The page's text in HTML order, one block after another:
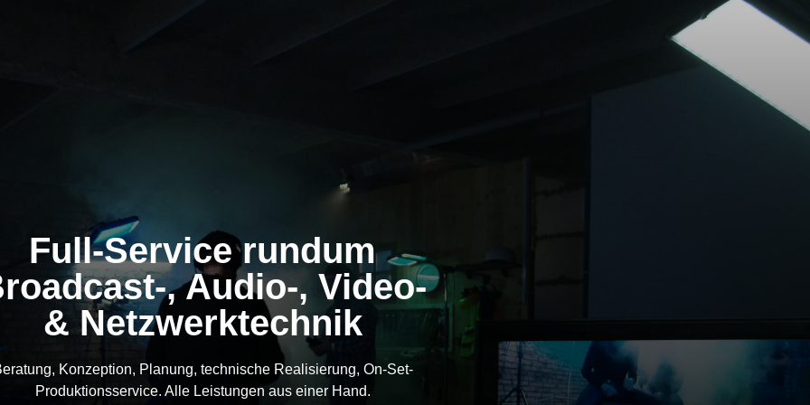
Full-Service rundum
, Audio-, Video-
& Netzwerktechnik
Konzeption, Planung, technische Realisierung, On-Set-
Produktionsservice. Alle Leistungen aus einer Hand.